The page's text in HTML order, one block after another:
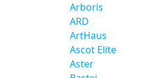
Arboris
ARD
ArtHaus
Ascot Elite
Aster